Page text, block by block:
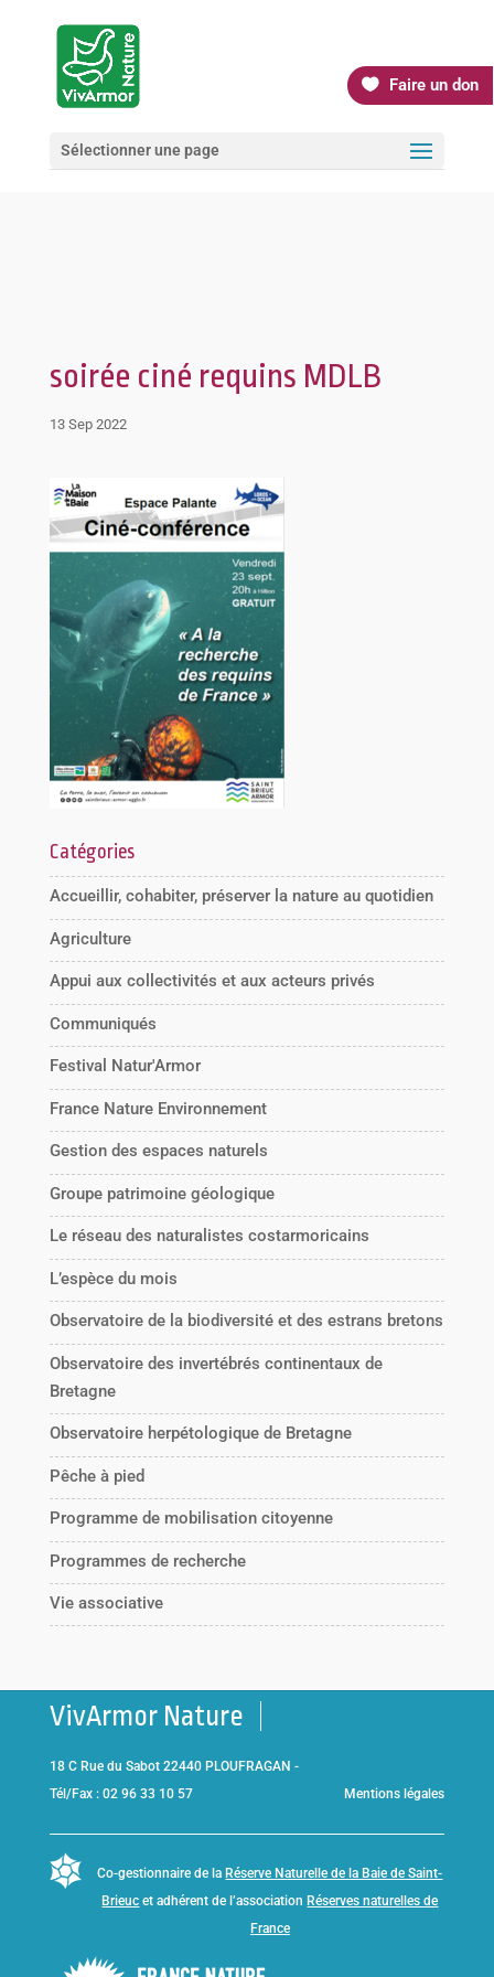
Faire un don
Sélectionner une page
soirée ciné requins MDLB
13 Sep 2022
Catégories
Accueillir, cohabiter, préserver la nature au quotidien
Agriculture
Appui aux collectivités et aux acteurs privés
Communiqués
Festival Natur'Armor
France Nature Environnement
Gestion des espaces naturels
Groupe patrimoine géologique
Le réseau des naturalistes costarmoricains
L’espèce du mois
Observatoire de la biodiversité et des estrans bretons
Observatoire des invertébrés continentaux de
Bretagne
Observatoire herpétologique de Bretagne
Pêche à pied
Programme de mobilisation citoyenne
Programmes de recherche
Vie associative
VivArmor Nature
18 C Rue du Sabot 22440 PLOUFRAGAN -
Tél/Fax : 02 96 33 10 57
Mentions légales
Co-gestionnaire de la Réserve Naturelle de la Baie de Saint-
Brieuc et adhérent de l’association Réserves naturelles de
France